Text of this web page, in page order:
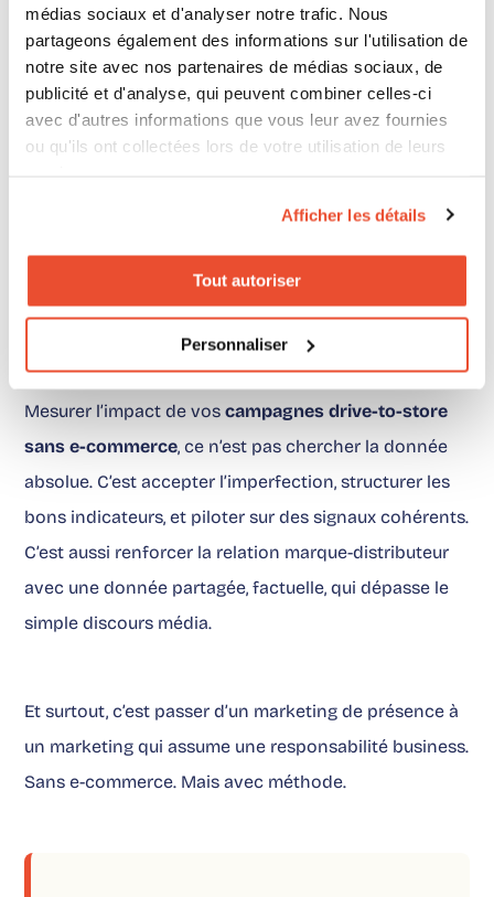
médias sociaux et d'analyser notre trafic. Nous
partageons également des informations sur l'utilisation de
notre site avec nos partenaires de médias sociaux, de
publicité et d'analyse, qui peuvent combiner celles-ci
avec d'autres informations que vous leur avez fournies
ou qu'ils ont collectées lors de votre utilisation de leurs
Afficher les détails
Tout autoriser
Personnaliser
Position claire : si vous ne reliez pas vos campagnes à
un point de redirection mesurable, vous faites de la
visibilité, pas du business. À l’inverse, dès que vous
connectez vos activations à vos partenaires retail
roi campagnes localesdéfendable en
comité de direction. C’est exactement l’objectif visé
par toute stratégie decampagnes drive-to-store
sans e-commercebien pilotée.
Mesurer l’impact de voscampagnes drive-to-store
sans e-commerce, ce n’est pas chercher la donnée
absolue. C’est accepter l’imperfection, structurer les
bons indicateurs, et piloter sur des signaux cohérents.
C’est aussi renforcer la relation marque-distributeur
avec une donnée partagée, factuelle, qui dépasse le
simple discours média.
Et surtout, c’est passer d’un marketing de présence à
un marketing qui assume une responsabilité business.
Sans e-commerce. Mais avec méthode.